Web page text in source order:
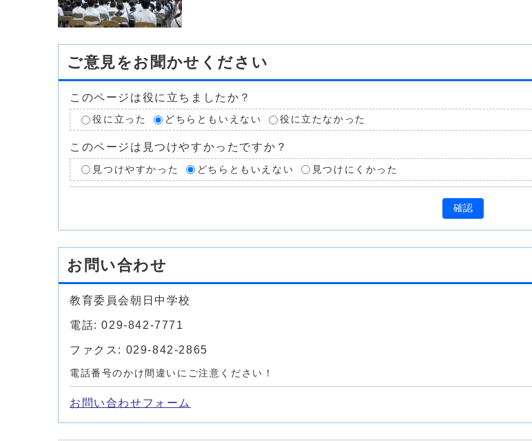
ご意見をお聞かせください
このページは役に立ちましたか？
役に立った どちらともいえない 役に立たなかった
このページは見つけやすかったですか？
見つけやすかった どちらともいえない 見つけにくかった
確認
お問い合わせ
教育委員会朝日中学校
電話: 029-842-7771
ファクス: 029-842-2865
電話番号のかけ間違いにご注意ください！
お問い合わせフォーム